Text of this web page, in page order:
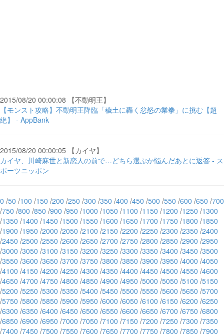
2015/08/20 00:00:08 【不動明王】
【モンスト攻略】不動明王降臨「穢土に轟く忿怒の業拳」に挑む【超
絶】 - AppBank
2015/08/20 00:00:05 【カイヤ】
カイヤ、川崎麻世と新恋人の前で…どちら選ぶか悩んだあとに返答 - ス
ポーツニッポン
0 /50 /100 /150 /200 /250 /300 /350 /400 /450 /500 /550 /600 /650 /700
/750 /800 /850 /900 /950 /1000 /1050 /1100 /1150 /1200 /1250 /1300
/1350 /1400 /1450 /1500 /1550 /1600 /1650 /1700 /1750 /1800 /1850
/1900 /1950 /2000 /2050 /2100 /2150 /2200 /2250 /2300 /2350 /2400
/2450 /2500 /2550 /2600 /2650 /2700 /2750 /2800 /2850 /2900 /2950
/3000 /3050 /3100 /3150 /3200 /3250 /3300 /3350 /3400 /3450 /3500
/3550 /3600 /3650 /3700 /3750 /3800 /3850 /3900 /3950 /4000 /4050
/4100 /4150 /4200 /4250 /4300 /4350 /4400 /4450 /4500 /4550 /4600
/4650 /4700 /4750 /4800 /4850 /4900 /4950 /5000 /5050 /5100 /5150
/5200 /5250 /5300 /5350 /5400 /5450 /5500 /5550 /5600 /5650 /5700
/5750 /5800 /5850 /5900 /5950 /6000 /6050 /6100 /6150 /6200 /6250
/6300 /6350 /6400 /6450 /6500 /6550 /6600 /6650 /6700 /6750 /6800
/6850 /6900 /6950 /7000 /7050 /7100 /7150 /7200 /7250 /7300 /7350
/7400 /7450 /7500 /7550 /7600 /7650 /7700 /7750 /7800 /7850 /7900